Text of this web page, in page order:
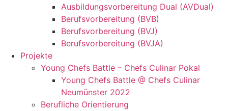
Ausbildungsvorbereitung Dual (AVDual)
Berufsvorbereitung (BVB)
Berufsvorbereitung (BVJ)
Berufsvorbereitung (BVJA)
Projekte
Young Chefs Battle – Chefs Culinar Pokal
Young Chefs Battle @ Chefs Culinar
Neumünster 2022
Berufliche Orientierung